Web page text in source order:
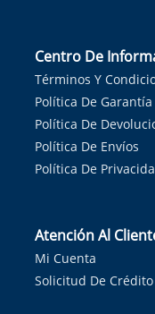
Centro De
Términos Y
Política De Garantía
Política De
Política De Envíos
Política De
Atención Al
Mi Cuenta
Solicitud De Crédito